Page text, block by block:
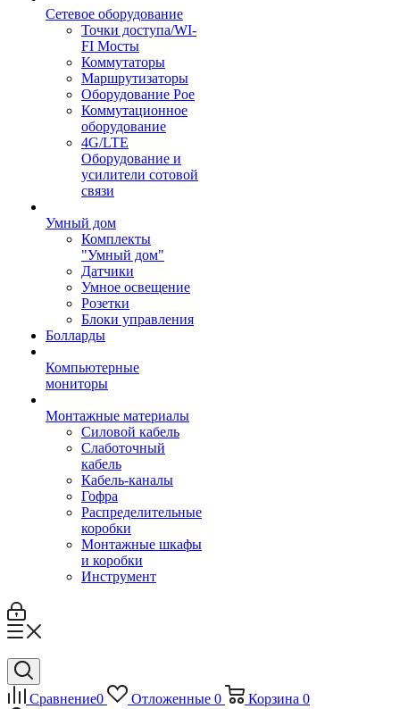
Сетевое оборудование
Точки доступа/WI-
FI Мосты
Коммутаторы
Маршрутизаторы
Оборудование Poe
Коммутационное
оборудование
4G/LTE
Оборудование и
усилители сотовой
связи
Умный дом
Комплекты
"Умный дом"
Датчики
Умное освещение
Розетки
Блоки управления
Болларды
Компьютерные
мониторы
Монтажные материалы
Силовой кабель
Слаботочный
кабель
Кабель-каналы
Гофра
Распределительные
коробки
Монтажные шкафы
и коробки
Инструмент
Сравнение0 Отложенные 0 Корзина 0